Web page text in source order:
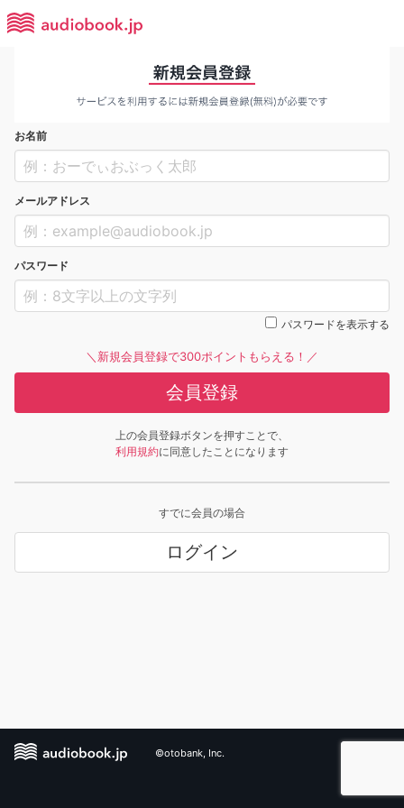
お名前
メールアドレス
パスワード
パスワードを表示する
＼新規会員登録で300ポイントもらえる！／
会員登録
上の会員登録ボタンを押すことで、
利用規約に同意したことになります
すでに会員の場合
ログイン
©otobank, Inc.